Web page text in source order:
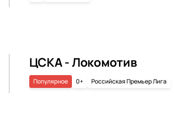
ЦСКА - Локомотив
0+ Российская Премьер Лига
Популярное